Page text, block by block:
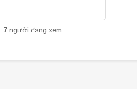
7 người đang xem